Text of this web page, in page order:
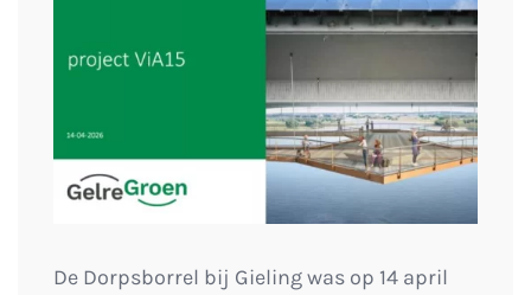
De Dorpsborrel bij Gieling was op 14 april